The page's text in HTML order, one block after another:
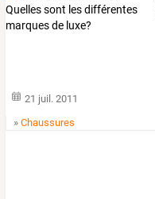
21 juil. 2011
»Chaussures